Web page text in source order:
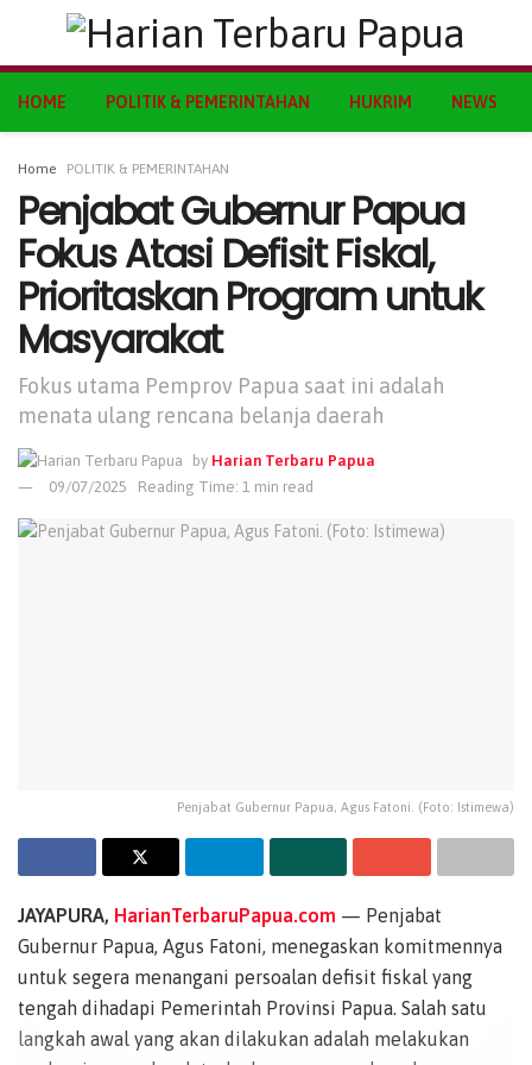
HOME POLITIK & PEMERINTAHAN HUKRIM NEWS
Home POLITIK & PEMERINTAHAN
Penjabat Gubernur Papua
Fokus Atasi Defisit Fiskal,
Prioritaskan Program untuk
Masyarakat
Fokus utama Pemprov Papua saat ini adalah
menata ulang rencana belanja daerah
by Harian Terbaru Papua
09/07/2025
Reading Time: 1 min read
Penjabat Gubernur Papua, Agus Fatoni. (Foto: Istimewa)
JAYAPURA, HarianTerbaruPapua.com — Penjabat
Gubernur Papua, Agus Fatoni, menegaskan komitmennya
untuk segera menangani persoalan defisit fiskal yang
tengah dihadapi Pemerintah Provinsi Papua. Salah satu
langkah awal yang akan dilakukan adalah melakukan